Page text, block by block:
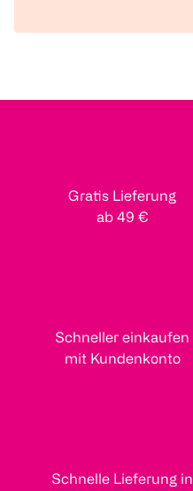
Gratis Lieferung
ab 49 €
Schneller einkaufen
mit Kundenkonto
Schnelle Lieferung in